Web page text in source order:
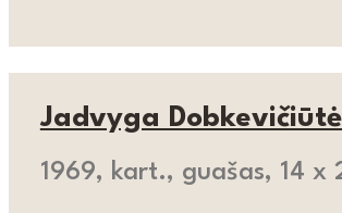
Jadvyga
1969, kart., guašas, 14 x